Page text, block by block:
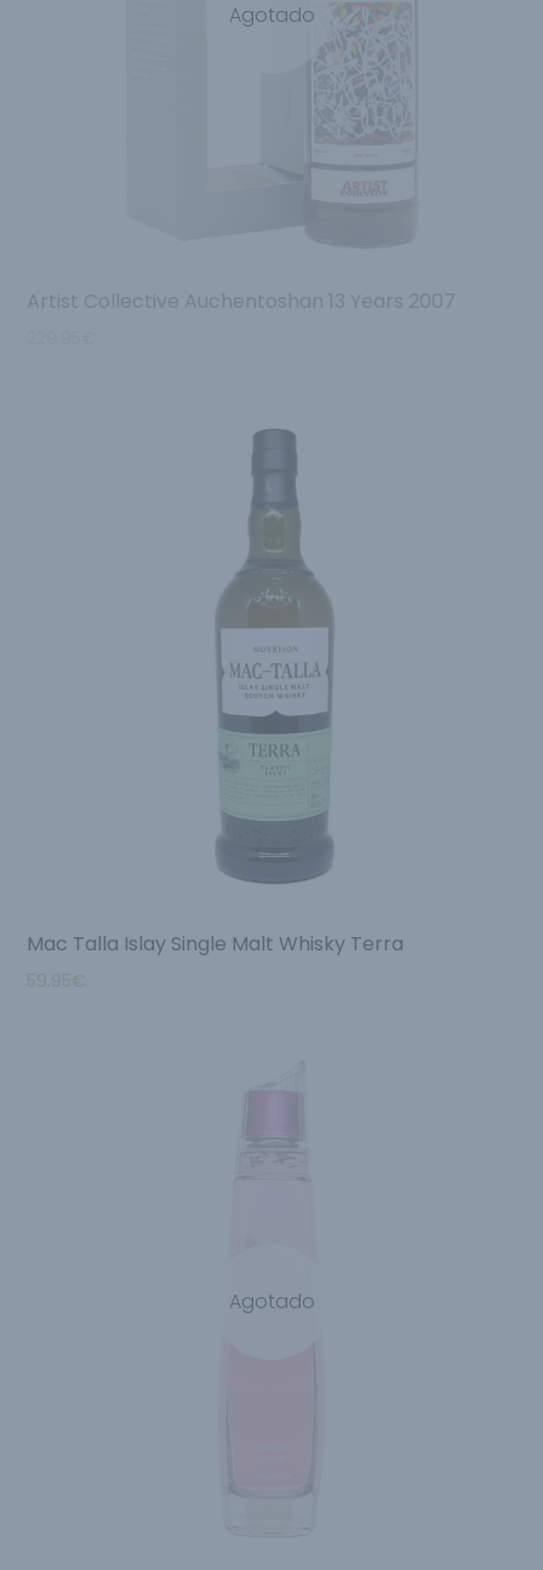
Agotado
Artist Collective Auchentoshan 13 Years 2007
Mac Talla Islay Single Malt Whisky Terra
59.95€
Agotado